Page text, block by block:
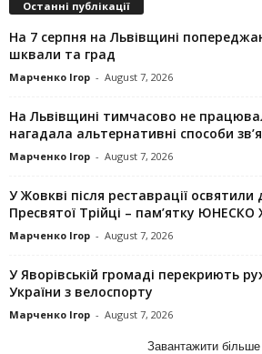
Останні публікації
На 7 серпня на Львівщині
шквали та град
Марченко Ігор - August 7, 2026
На Львівщині тимчасово не
нагадала альтернативні способи
Марченко Ігор - August 7, 2026
У Жовкві після реставрації освятили
Пресвятої Трійці – пам’ятку ЮНЕСКО
Марченко Ігор - August 7, 2026
У Яворівській громаді перекриють
України з велоспорту
Марченко Ігор - August 7, 2026
Завантажити більше